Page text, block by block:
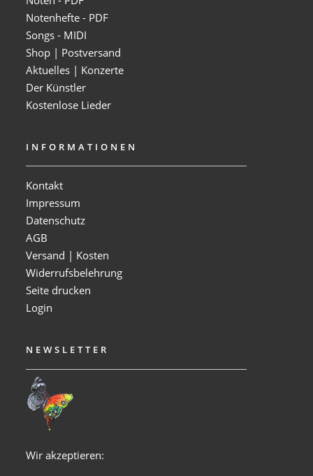
Notenhefte - PDF
Songs - MIDI
Shop | Postversand
Aktuelles | Konzerte
Der Künstler
Kostenlose Lieder
INFORMATIONEN
Kontakt
Impressum
Datenschutz
AGB
Versand | Kosten
Widerrufsbelehrung
Seite drucken
Login
NEWSLETTER
Wir akzeptieren: